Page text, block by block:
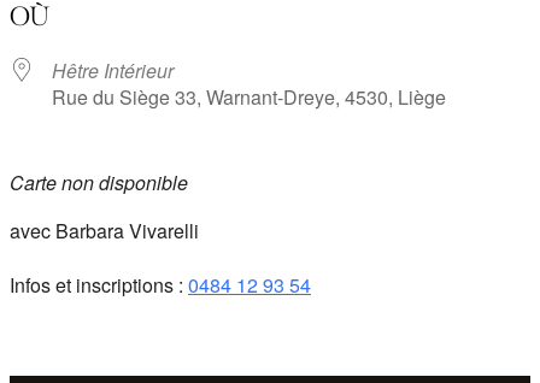
OÙ
Hêtre Intérieur
Rue du Siège 33, Warnant-Dreye, 4530, Liège
Carte non disponible
avec Barbara Vivarelli
Infos et inscriptions : 0484 12 93 54